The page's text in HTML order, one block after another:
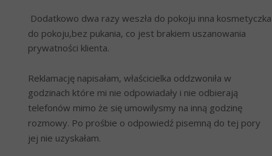
Dodatkowo dwa razy weszła do pokoju inna kosmetyczka
do pokoju,bez pukania, co jest brakiem uszanowania
prywatności klienta.
Reklamację napisałam, właścicielka oddzwoniła w
godzinach które mi nie odpowiadały i nie odbierają
telefonów mimo że się umowilysmy na inną godzinę
rozmowy. Po prośbie o odpowiedź pisemną do tej pory
jej nie uzyskałam.